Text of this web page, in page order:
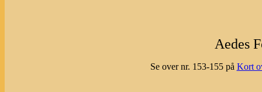
Aedes
Se over nr. 153-155 på Kort